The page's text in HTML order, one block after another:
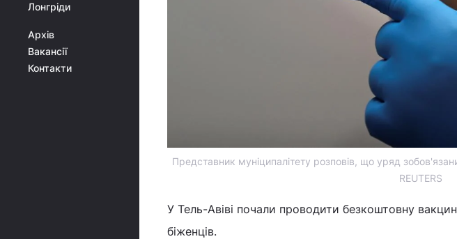
Лонгріди
Архів
Вакансії
Контакти
Представник муніципалітету розповів, що уряд
REUTERS
У Тель-Авіві почали проводити безкоштовну
біженців.